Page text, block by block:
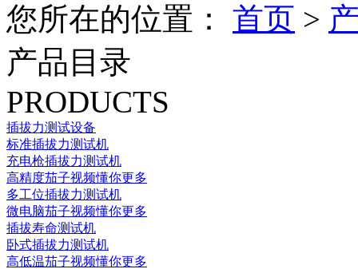
您所在的位置： 首页 >
产品目录
PRODUCTS
插拔力测试设备
标准插拔力测试机
充电枪插拔力测试机
高精度茄子视频懂你更多
多工位插拔力测试机
微电脑茄子视频懂你更多
插拔寿命测试机
卧式插拔力测试机
高低温茄子视频懂你更多